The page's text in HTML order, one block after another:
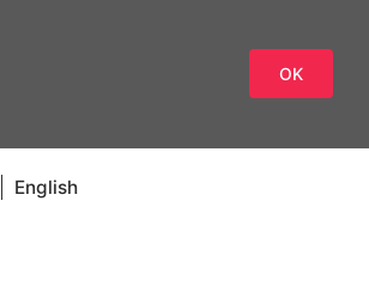
OK
English